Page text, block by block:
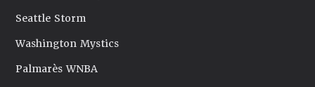
Seattle Storm
Washington Mystics
Palmarès WNBA